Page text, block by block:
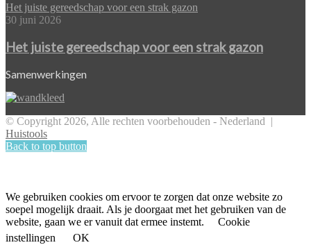
Het juiste gereedschap voor een strak gazon
30 juni 2026
Het juiste gereedschap voor een strak gazon
Samenwerkingen
© Copyright 2026, Alle rechten voorbehouden - Nederland |
Huistools
Back to top button
We gebruiken cookies om ervoor te zorgen dat onze website zo
soepel mogelijk draait. Als je doorgaat met het gebruiken van de
website, gaan we er vanuit dat ermee instemt.
Cookie
instellingen
OK